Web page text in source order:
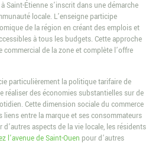
Saint-Étienne s’inscrit dans une démarche
locale. L’enseigne participe
de la région en créant des emplois et
à tous les budgets. Cette approche
de la zone et complète l’offre
particulièrement la politique tarifaire de
réaliser des économies substantielles sur de
Cette dimension sociale du commerce
liens entre la marque et ses consommateurs
aspects de la vie locale, les résidents
l’avenue de Saint-Ouen pour d’autres